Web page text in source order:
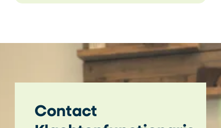
Contact